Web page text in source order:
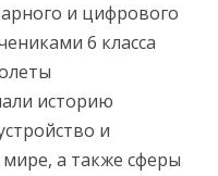
и цифрового
6 класса
историю
и
а также сферы